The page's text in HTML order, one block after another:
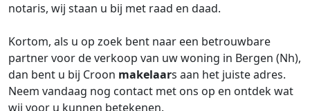
notaris, wij staan u bij met raad en daad.
Kortom, als u op zoek bent naar een betrouwbare
partner voor de verkoop van uw woning in Bergen (Nh),
dan bent u bij Croon makelaars aan het juiste adres.
Neem vandaag nog contact met ons op en ontdek wat
wij voor u kunnen betekenen.